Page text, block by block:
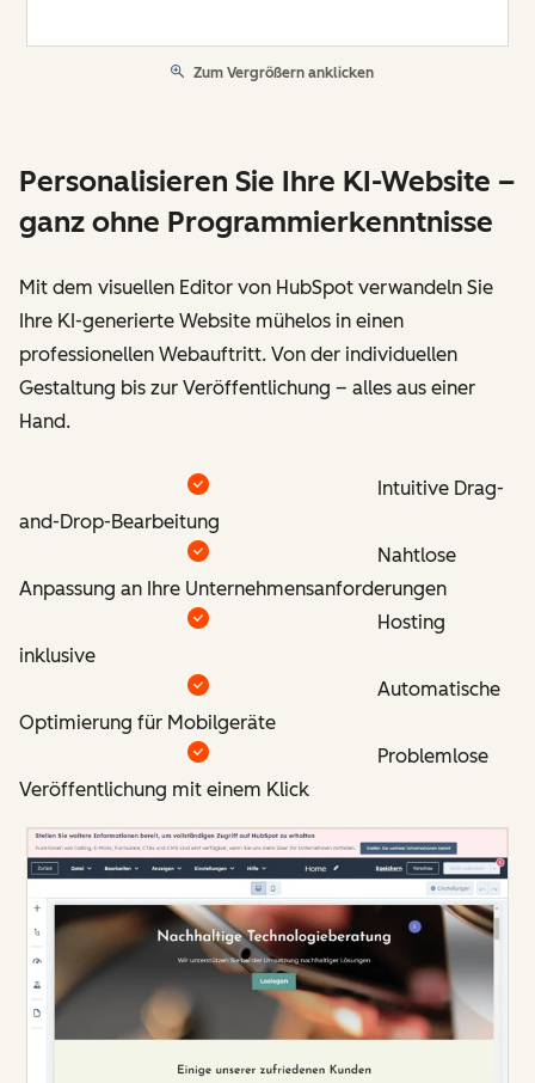
Zum Vergrößern anklicken
Personalisieren Sie Ihre KI-Website –
ganz ohne Programmierkenntnisse
Mit dem visuellen Editor von HubSpot verwandeln Sie
Ihre KI-generierte Website mühelos in einen
professionellen Webauftritt. Von der individuellen
Gestaltung bis zur Veröffentlichung – alles aus einer
Hand.
Intuitive Drag-
and-Drop-Bearbeitung
Nahtlose
Anpassung an Ihre Unternehmensanforderungen
Hosting
inklusive
Automatische
Optimierung für Mobilgeräte
Problemlose
Veröffentlichung mit einem Klick